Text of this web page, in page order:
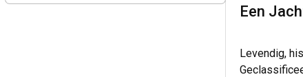
Een
Levendig,